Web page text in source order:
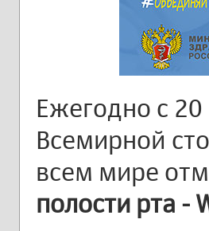
Ежегодно с
Всемирной
всем мире
полости рта -